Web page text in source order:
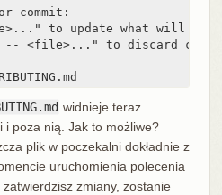
commit:
to update what will be
<file>..." to discard
widnieje teraz
i poza nią. Jak to możliwe?
plik w poczekalni dokładnie z
uruchomienia polecenia
zatwierdzisz zmiany, zostanie